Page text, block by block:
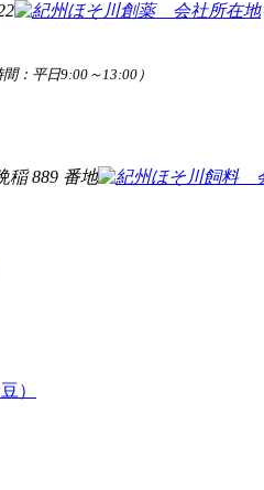
間：平日9:00～13:00）
稲889 番地
）